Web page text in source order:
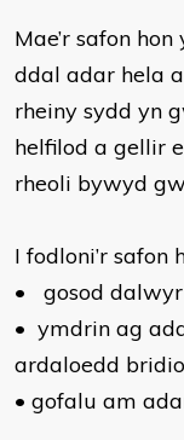
Mae’r safon
ddal adar hela
rheiny sydd yn
helfilod a gellir
rheoli bywyd
I fodloni’r safon
•
gosod
• ymdrin ag
ardaloedd bridio
• gofalu am